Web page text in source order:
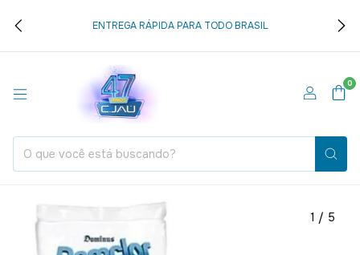
ENTREGA RÁPIDA PARA TODO BRASIL
0
1 / 5